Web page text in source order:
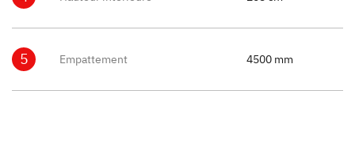
5 Empattement 4500 mm